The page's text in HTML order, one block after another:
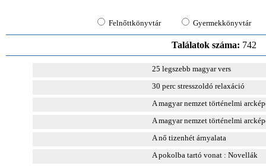
Felnőttkönyvtár Gyermekkönyvtár
Találatok száma: 742
25 legszebb magyar vers
30 perc stresszoldó relaxáció
A magyar nemzet történelmi
A magyar nemzet történelmi
A nő tizenhét árnyalata
A pokolba tartó vonat : Novellák